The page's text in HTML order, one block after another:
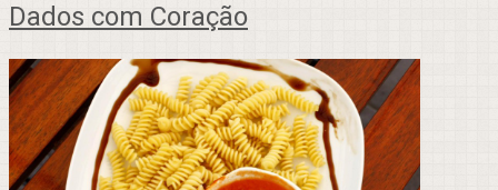
Dados com Coração